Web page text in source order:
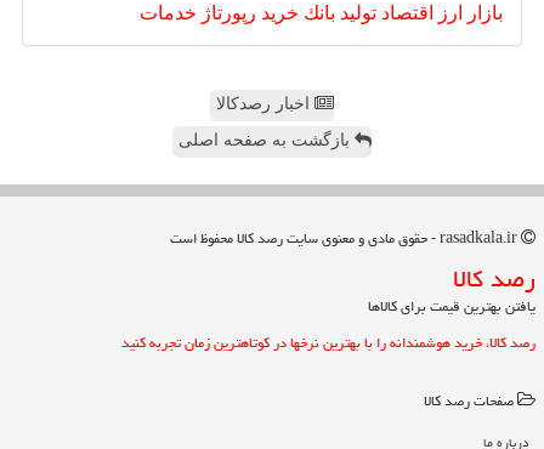
بازار ارز اقتصاد تولید بانك خرید رپورتاژ خدمات
اخبار رصدکالا
بازگشت به صفحه اصلی
رصد كالا
یافتن بهترین قیمت برای کالاها
رصد کالا، خرید هوشمندانه را با بهترین نرخها در کوتاهترین زمان تجربه کنید
صفحات رصد كالا
درباره ما